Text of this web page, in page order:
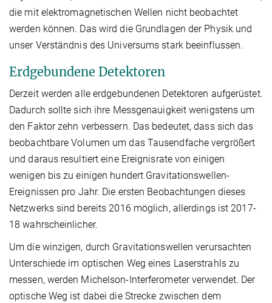
die mit elektromagnetischen Wellen nicht beobachtet
werden können. Das wird die Grundlagen der Physik und
unser Verständnis des Universums stark beeinflussen.
Erdgebundene Detektoren
Derzeit werden alle erdgebundenen Detektoren aufgerüstet.
Dadurch sollte sich ihre Messgenauigkeit wenigstens um
den Faktor zehn verbessern. Das bedeutet, dass sich das
beobachtbare Volumen um das Tausendfache vergrößert
und daraus resultiert eine Ereignisrate von einigen
wenigen bis zu einigen hundert Gravitationswellen-
Ereignissen pro Jahr. Die ersten Beobachtungen dieses
Netzwerks sind bereits 2016 möglich, allerdings ist 2017-
18 wahrscheinlicher.
Um die winzigen, durch Gravitationswellen verursachten
Unterschiede im optischen Weg eines Laserstrahls zu
messen, werden Michelson-Interferometer verwendet. Der
optische Weg ist dabei die Strecke zwischen dem